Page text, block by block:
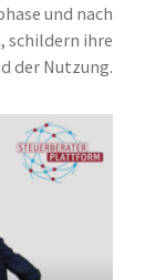
und nach
schildern ihre
der Nutzung.